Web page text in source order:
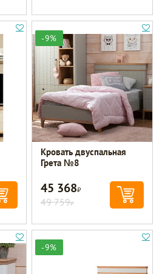
-9%
Кровать двуспальная
Грета №8
45 368Р
49 759Р
-9%